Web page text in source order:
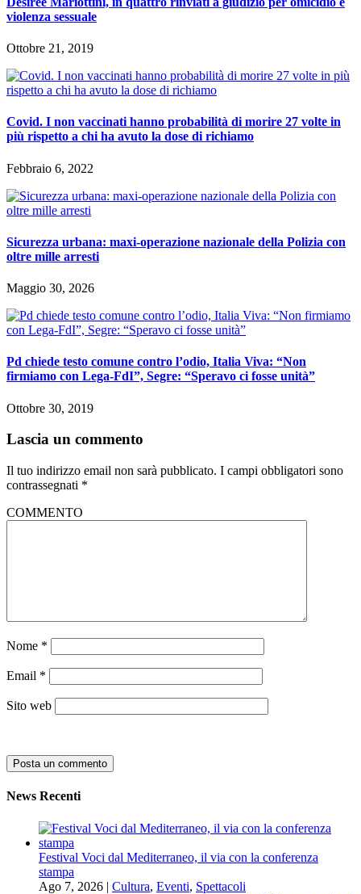
violenza sessuale
Ottobre 21, 2019
Covid. I non vaccinati hanno probabilità di morire 27 volte in
più rispetto a chi ha avuto la dose di richiamo
Febbraio 6, 2022
Sicurezza urbana: maxi-operazione nazionale della Polizia con
oltre mille arresti
Maggio 30, 2026
Pd chiede testo comune contro l’odio, Italia Viva: “Non
firmiamo con Lega-FdI”, Segre: “Speravo ci fosse unità”
Ottobre 30, 2019
Lascia un commento
Il tuo indirizzo email non sarà pubblicato. I campi obbligatori sono
contrassegnati *
COMMENTO
Nome *
Email *
Sito web
News Recenti
Festival Voci dal Mediterraneo, il via con la conferenza
stampa
Ago 7, 2026 | Cultura, Eventi, Spettacoli